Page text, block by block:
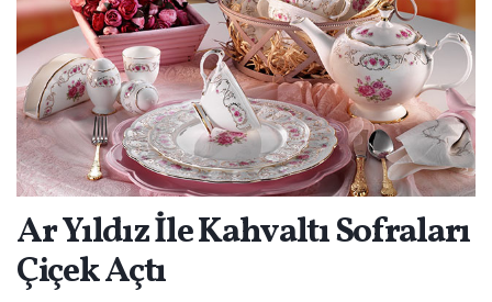
Ar Yıldız İle Kahvaltı Sofraları
Çiçek Açtı